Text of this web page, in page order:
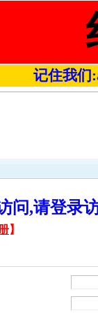
记住我们
问,请登
】